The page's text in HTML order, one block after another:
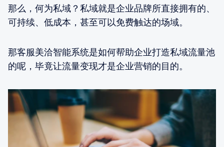
那么，何为私域？私域就是企业品牌所直接拥有的、
可持续、低成本，甚至可以免费触达的场域。
那客服美洽智能系统是如何帮助企业打造私域流量池
的呢，毕竟让流量变现才是企业营销的目的。